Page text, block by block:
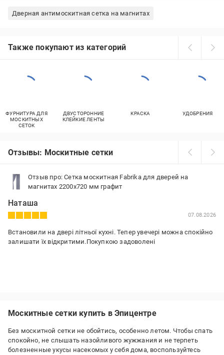
Дверная антимоскитная сетка на магнитах
Также покупают из категорий
ФУРНИТУРА ДЛЯ
МОСКИТНЫХ
СЕТОК
ДВУСТОРОННИЕ
КЛЕЙКИЕ ЛЕНТЫ
КРАСКА УДОБРЕНИЯ
Отзывы: Москитные сетки
Отзыв про: Сетка москитная Fabrika для дверей на
магнитах 2200х720 мм графит
Наташа
07.08.2026
Встановили на двері літньої кухні. Тепер увечері можна спокійно
залишати їх відкритими.Покупкою задоволені
Москитные сетки купить в Эпицентре
Без москитной сетки не обойтись, особенно летом. Чтобы спать
спокойно, не слышать назойливого жужжания и не терпеть
болезненные укусы насекомых у себя дома, воспользуйтесь